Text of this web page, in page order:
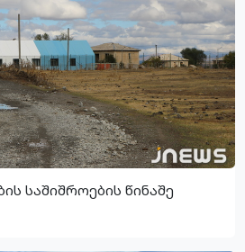
საშიშროების წინაშე